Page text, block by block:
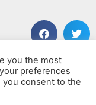
NÄCHSTER BEITRAG
Blues with a Feeling
you the most
preferences
you consent to the